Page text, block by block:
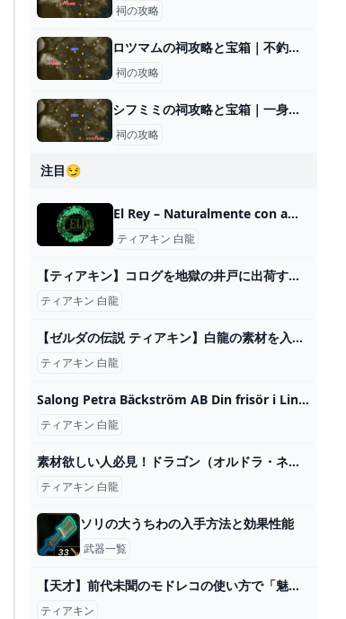
祠の攻略
ロツマムの祠攻略と宝箱｜不釣り合いな関係
祠の攻略
シフミミの祠攻略と宝箱｜一身の戦い 水流
祠の攻略
注目😏
El Rey – Naturalmente con amor
ティアキン 白龍
【ティアキン】コログを地獄の井戸に出荷する厄災リンク【ゼルダの伝説 ティアーズ オブ ザ キングダム】 - YouTube
ティアキン 白龍
【ゼルダの伝説 ティアキン】白龍の素材を入手できたら…【ゼルダ・ティアキン・おもしろクリップ】 - YouTube
ティアキン 白龍
Salong Petra Bäckström AB Din frisör i Lindholmen Göteborg
ティアキン 白龍
素材欲しい人必見！ドラゴン（オルドラ・ネルドラ・フロドラ・白龍）の周回ルートや仕様を解説！【ゼルダの伝説 ティアキン】 - YouTube
ティアキン 白龍
ソリの大うちわの入手方法と効果性能
武器一覧
【天才】前代未聞のモドレコの使い方で「魅せる」天才現る！【ティアキン】【面白クリップ集】 - YouTube
ティアキン